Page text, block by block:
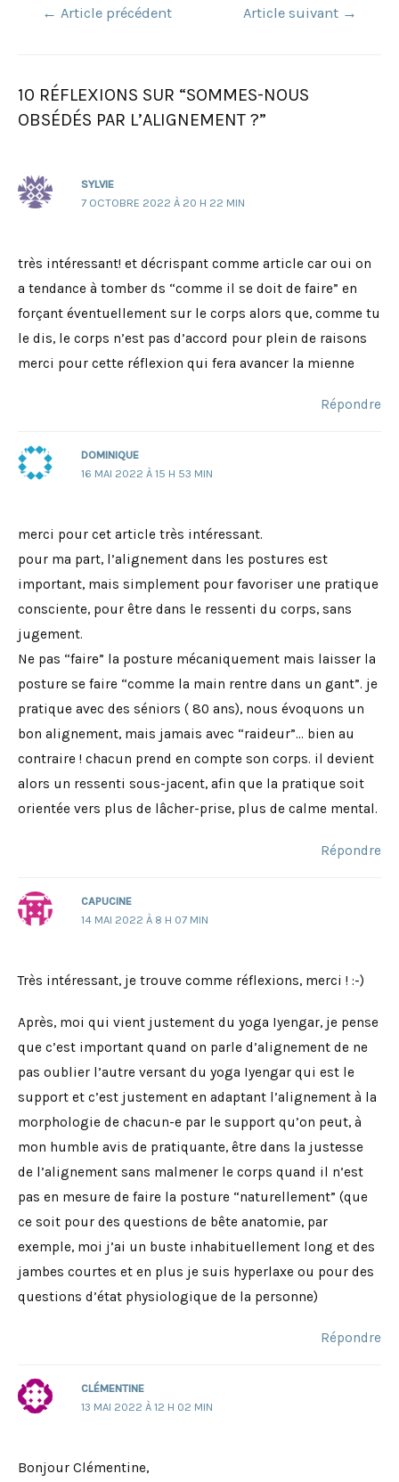
Navigation
l’article
← Article précédent Article suivant →
10 RÉFLEXIONS SUR “SOMMES-NOUS
OBSÉDÉS PAR L’ALIGNEMENT ?”
SYLVIE
7 OCTOBRE 2022 À 20 H 22 MIN
très intéressant! et décrispant comme article car oui on
a tendance à tomber ds “comme il se doit de faire” en
forçant éventuellement sur le corps alors que, comme tu
le dis, le corps n’est pas d’accord pour plein de raisons
merci pour cette réflexion qui fera avancer la mienne
Répondre
DOMINIQUE
16 MAI 2022 À 15 H 53 MIN
merci pour cet article très intéressant.
pour ma part, l’alignement dans les postures est
important, mais simplement pour favoriser une pratique
consciente, pour être dans le ressenti du corps, sans
jugement.
Ne pas “faire” la posture mécaniquement mais laisser la
posture se faire “comme la main rentre dans un gant”. je
pratique avec des séniors ( 80 ans), nous évoquons un
bon alignement, mais jamais avec “raideur”… bien au
contraire ! chacun prend en compte son corps. il devient
alors un ressenti sous-jacent, afin que la pratique soit
orientée vers plus de lâcher-prise, plus de calme mental.
Répondre
CAPUCINE
14 MAI 2022 À 8 H 07 MIN
Très intéressant, je trouve comme réflexions, merci ! :-)
Après, moi qui vient justement du yoga Iyengar, je pense
que c’est important quand on parle d’alignement de ne
pas oublier l’autre versant du yoga Iyengar qui est le
support et c’est justement en adaptant l’alignement à la
morphologie de chacun-e par le support qu’on peut, à
mon humble avis de pratiquante, être dans la justesse
de l’alignement sans malmener le corps quand il n’est
pas en mesure de faire la posture “naturellement” (que
ce soit pour des questions de bête anatomie, par
exemple, moi j’ai un buste inhabituellement long et des
jambes courtes et en plus je suis hyperlaxe ou pour des
questions d’état physiologique de la personne)
Répondre
CLÉMENTINE
13 MAI 2022 À 12 H 02 MIN
Bonjour Clémentine,